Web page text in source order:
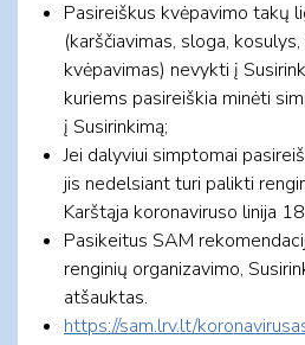
Pasireiškus kvėpavimo takų
(karščiavimas, sloga,
kvėpavimas) nevykti į
kuriems pasireiškia minėti
į Susirinkimą;
Jei dalyviui simptomai
jis nedelsiant turi palikti
Karštąja koronaviruso linija
Pasikeitus SAM
renginių organizavimo,
atšauktas.
https://sam.lrv.lt/